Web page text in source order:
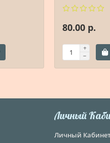
80.00 р.
Личный
Личный